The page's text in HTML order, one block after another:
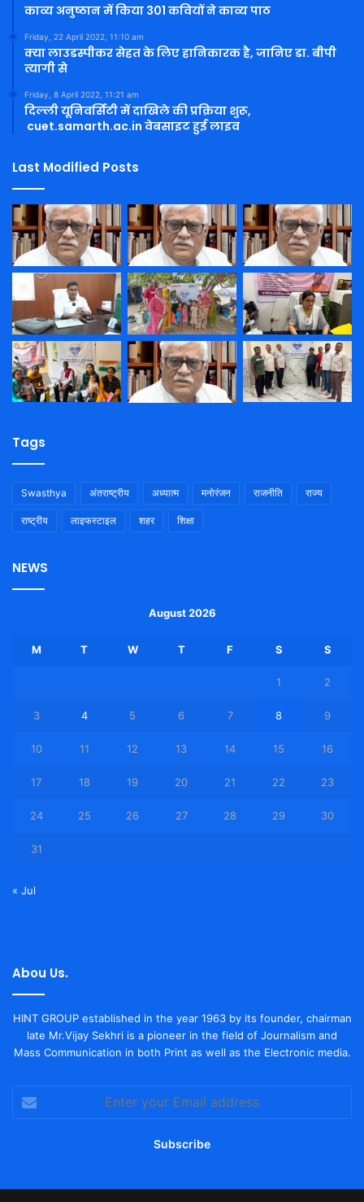
काव्य अनुष्ठान में किया 301 कवियों ने काव्य पाठ
Friday, 22 April 2022, 11:10 am
क्या लाउडस्पीकर सेहत के लिए हानिकारक है, जानिए डा. बीपी
त्यागी से
Friday, 8 April 2022, 11:21 am
दिल्ली यूनिवर्सिटी में दाखिले की प्रक्रिया शुरू,
cuet.samarth.ac.in वेबसाइट हुई लाइव
Last Modified Posts
Tags
Swasthya अंतराष्ट्रीय अध्यात्म मनोरंजन राजनीति राज्य
राष्ट्रीय लाइफस्टाइल शहर शिक्षा
NEWS
August 2026
M T W T F S S
1 2
3 4 5 6 7 8 9
10 11 12 13 14 15 16
17 18 19 20 21 22 23
24 25 26 27 28 29 30
31
« Jul
Abou Us.
HINT GROUP established in the year 1963 by its founder, chairman
late Mr.Vijay Sekhri is a pioneer in the field of Journalism and
Mass Communication in both Print as well as the Electronic media.
your